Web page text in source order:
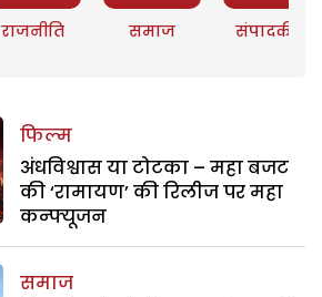
राजनीति समाज संपादकीय
फिल्म
अंधविश्वास या टोटका – महा बजट
की ‘रामायण’ की रिलीज पर महा
कन्फ्यूजन
समाज